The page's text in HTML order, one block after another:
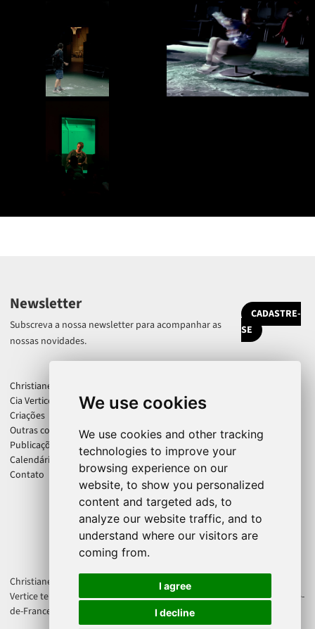
We use cookies
We use cookies and other tracking
technologies to improve your
browsing experience on our
website, to show you personalized
content and targeted ads, to
analyze our website traffic, and to
understand where our visitors are
coming from.
I agree
I decline
Newsletter
Subscreva a nossa newsletter para acompanhar as
nossas novidades.
CADASTRE-
SE
Christiane Jatahy
Cia Vertice
Criações
Outras colaborações
Publicações
Calendário
Contato
Christiane Jatahy é artista associada ao CENTQUATRE-PARIS. A Cia
Vertice tem o apoio de Direction régionale des affaires culturelles d'Île-
de-France - Ministère de la Culture France.